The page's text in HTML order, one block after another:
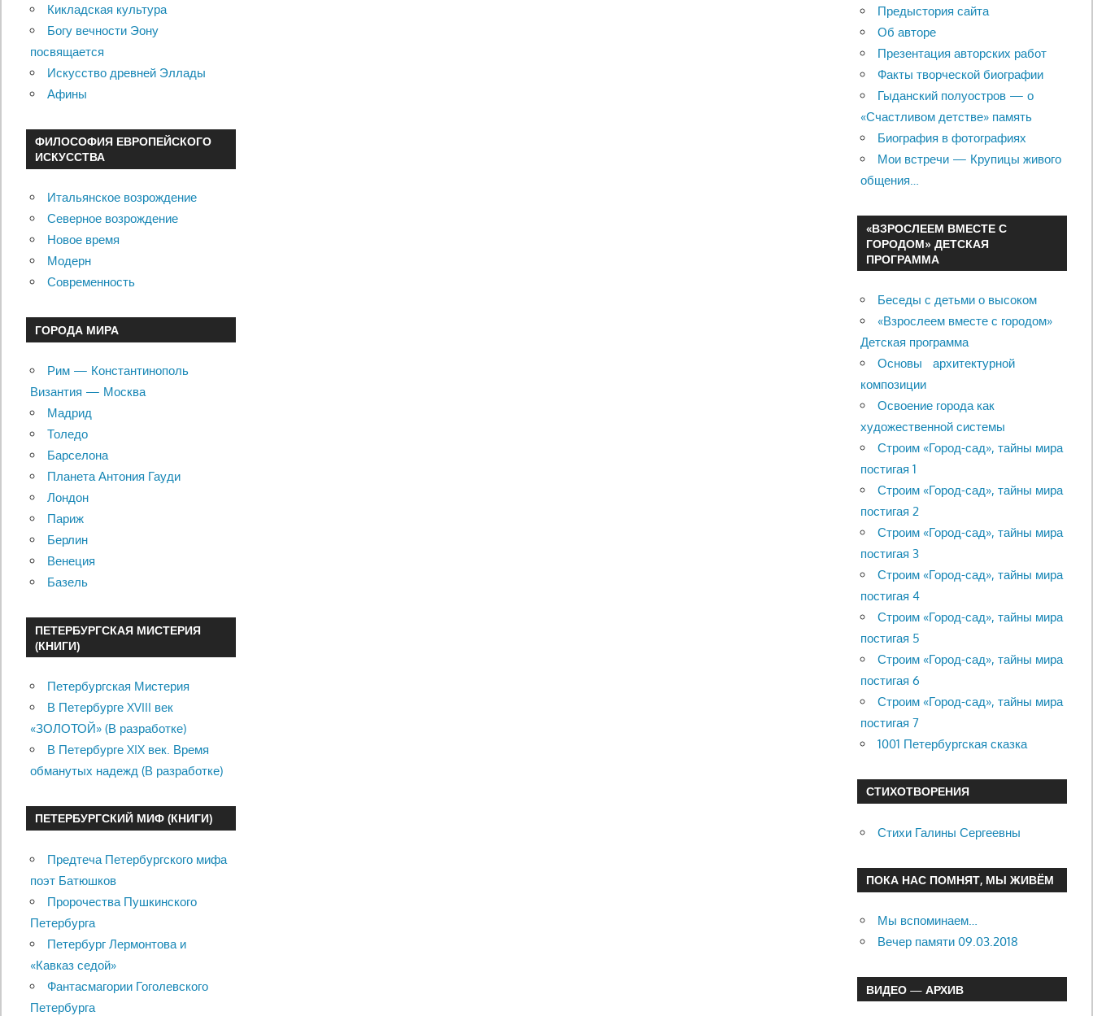
Кикладская культура
Богу вечности Эону
посвящается
Искусство древней Эллады
Афины
ФИЛОСОФИЯ ЕВРОПЕЙСКОГО
ИСКУССТВА
Итальянское возрождение
Северное возрождение
Новое время
Модерн
Современность
ГОРОДА МИРА
Рим — Константинополь
Византия — Москва
Мадрид
Толедо
Барселона
Планета Антония Гауди
Лондон
Париж
Берлин
Венеция
Базель
ПЕТЕРБУРГСКАЯ МИСТЕРИЯ
(КНИГИ)
Петербургская Мистерия
В Петербурге XVIII век
«ЗОЛОТОЙ» (В разработке)
В Петербурге XIX век. Время
обманутых надежд (В разработке)
ПЕТЕРБУРГСКИЙ МИФ (КНИГИ)
Предтеча Петербургского мифа
поэт Батюшков
Пророчества Пушкинского
Петербурга
Петербург Лермонтова и
«Кавказ седой»
Фантасмагории Гоголевского
Петербурга
Предыстория сайта
Об авторе
Презентация авторских работ
Факты творческой биографии
Гыданский полуостров — о
«Счастливом детстве» память
Биография в фотографиях
Мои встречи — Крупицы живого
общения…
«ВЗРОСЛЕЕМ ВМЕСТЕ С
ГОРОДОМ» ДЕТСКАЯ
ПРОГРАММА
Беседы с детьми о высоком
«Взрослеем вместе с городом»
Детская программа
Основы архитектурной
композиции
Освоение города как
художественной системы
Строим «Город-сад», тайны мира
постигая 1
Строим «Город-сад», тайны мира
постигая 2
Строим «Город-сад», тайны мира
постигая 3
Строим «Город-сад», тайны мира
постигая 4
Строим «Город-сад», тайны мира
постигая 5
Строим «Город-сад», тайны мира
постигая 6
Строим «Город-сад», тайны мира
постигая 7
1001 Петербургская сказка
СТИХОТВОРЕНИЯ
Стихи Галины Сергеевны
ПОКА НАС ПОМНЯТ, МЫ ЖИВЁМ
Мы вспоминаем…
Вечер памяти 09.03.2018
ВИДЕО — АРХИВ